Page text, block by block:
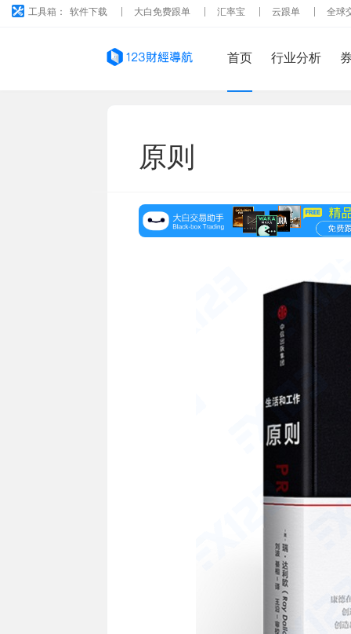
工具箱： 软件下载 大白免费跟单 汇率宝 云跟单 全球
首页 行业分析
原则